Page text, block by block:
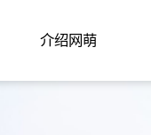
介绍网萌